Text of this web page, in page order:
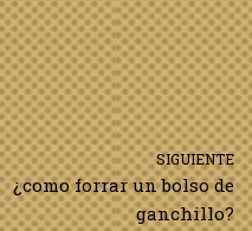
SIGUIENTE
¿como forrar un bolso de
ganchillo?